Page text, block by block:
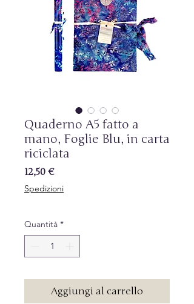
Quaderno A5 fatto a
mano, Foglie Blu, in carta
riciclata
12,50 €Prezzo
Spedizioni
Quantità *
Aggiungi al carrello